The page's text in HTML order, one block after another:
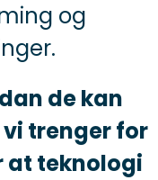
og
de kan
trenger for
at teknologi